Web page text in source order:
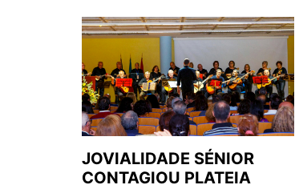
BRASIL
JOVIALIDADE SÉNIOR
CONTAGIOU PLATEIA